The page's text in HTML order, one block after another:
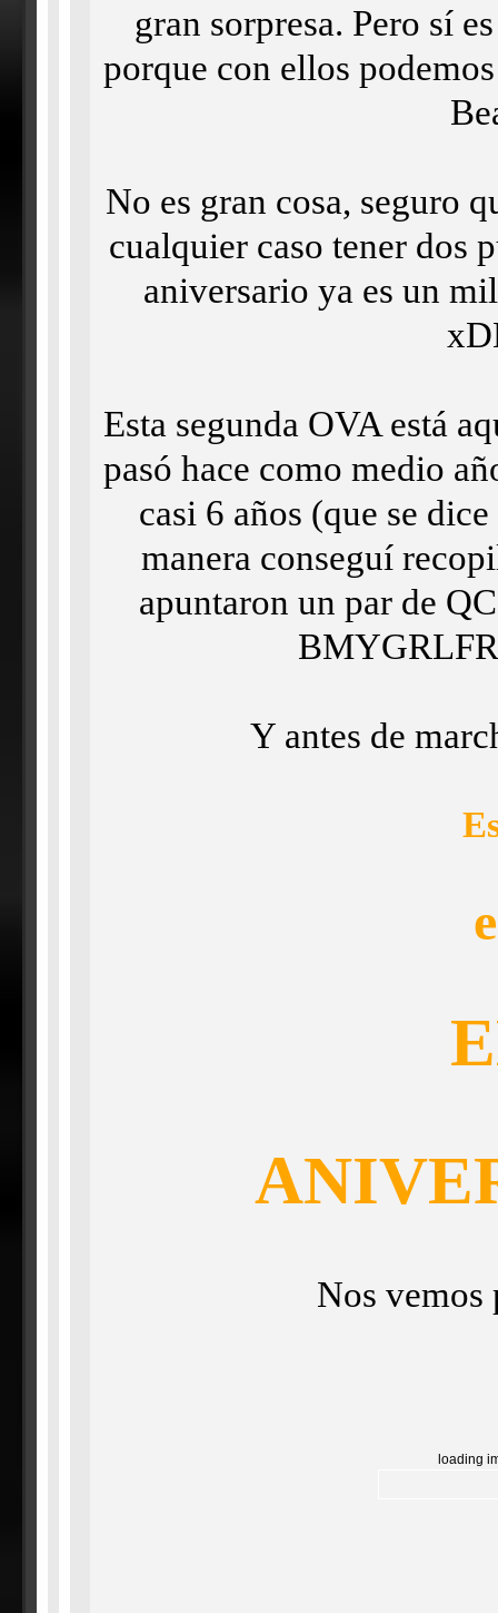
gran sorpresa. Pero sí
porque con ellos
No es gran cosa, seguro
cualquier caso tener dos
aniversario ya es un
Esta segunda OVA está
pasó hace como medio
casi 6 años (que se
manera conseguí
apuntaron un par de
Y antes de
Nos
loading